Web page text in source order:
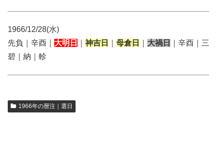
1966/12/28(水)
先負｜辛酉｜ 大明日 神吉日 母倉日 大禍日
｜辛酉｜三
碧｜納｜軫
1966年の暦注｜選日